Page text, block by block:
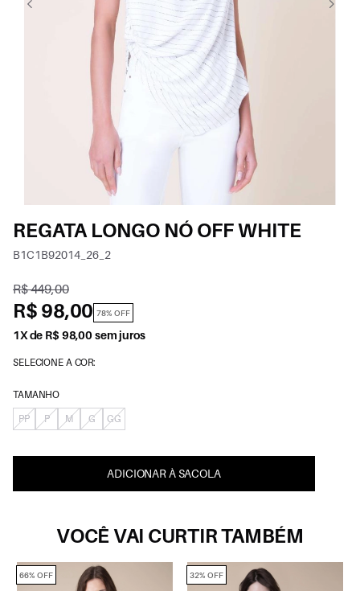
REGATA LONGO NÓ OFF WHITE
B1C1B92014_26_2
R$ 449,00
R$ 98,00 78% OFF
1X de R$ 98,00 sem juros
SELECIONE A COR:
TAMANHO
PP
P M G GG
ADICIONAR À SACOLA
VOCÊ VAI CURTIR TAMBÉM
66% OFF 32% OFF